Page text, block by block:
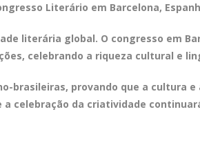
Literário em Barcelona,
literária global. O congresso em
celebrando a riqueza cultural e
brasileiras, provando que a cultura
celebração da criatividade